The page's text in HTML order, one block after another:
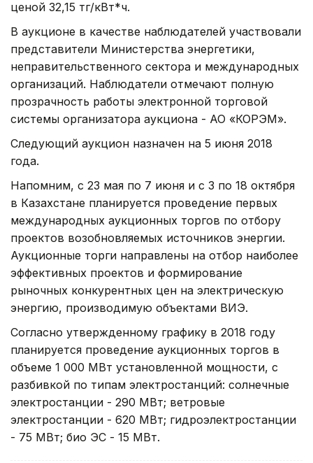
ценой 32,15 тг/кВт*ч.
В аукционе в качестве наблюдателей участвовали
представители Министерства энергетики,
неправительственного сектора и международных
организаций. Наблюдатели отмечают полную
прозрачность работы электронной торговой
системы организатора аукциона - АО «КОРЭМ».
Следующий аукцион назначен на 5 июня 2018
года.
Напомним, с 23 мая по 7 июня и с 3 по 18 октября
в Казахстане планируется проведение первых
международных аукционных торгов по отбору
проектов возобновляемых источников энергии.
Аукционные торги направлены на отбор наиболее
эффективных проектов и формирование
рыночных конкурентных цен на электрическую
энергию, производимую объектами ВИЭ.
Согласно утвержденному графику в 2018 году
планируется проведение аукционных торгов в
объеме 1 000 МВт установленной мощности, с
разбивкой по типам электростанций: солнечные
электростанции - 290 МВт; ветровые
электростанции - 620 МВт; гидроэлектростанции
- 75 МВт; био ЭС - 15 МВт.